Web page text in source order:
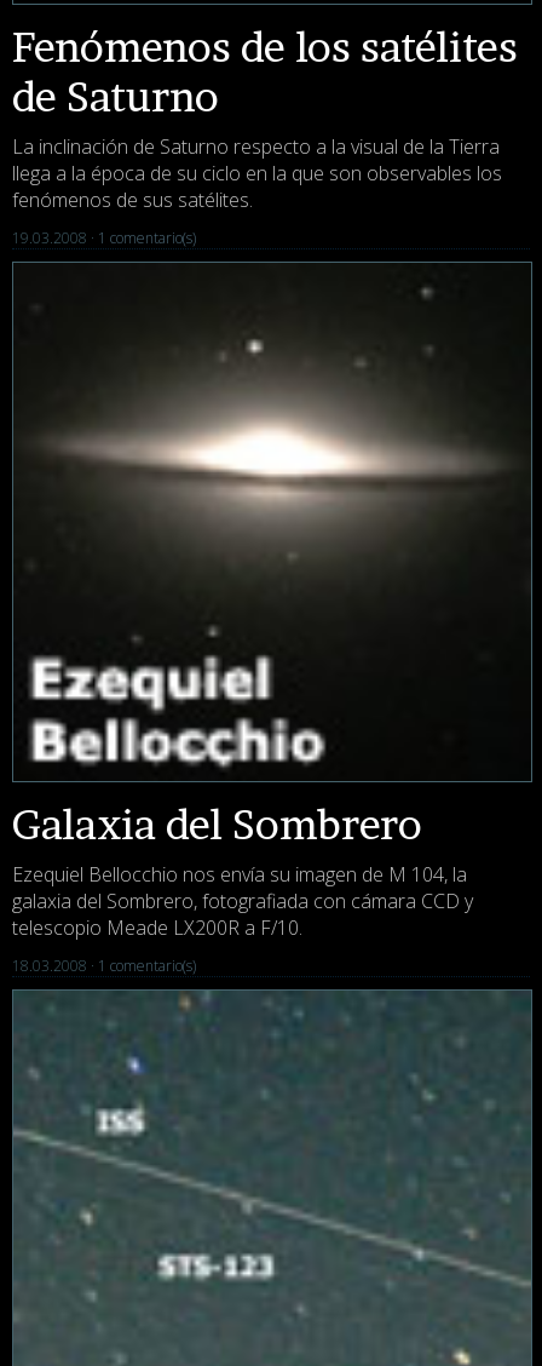
Fenómenos de los satélites
de Saturno
La inclinación de Saturno respecto a la visual de la Tierra
llega a la época de su ciclo en la que son observables los
fenómenos de sus satélites.
19.03.2008 · 1 comentario(s)
Galaxia del Sombrero
Ezequiel Bellocchio nos envía su imagen de M 104, la
galaxia del Sombrero, fotografiada con cámara CCD y
telescopio Meade LX200R a F/10.
18.03.2008 · 1 comentario(s)